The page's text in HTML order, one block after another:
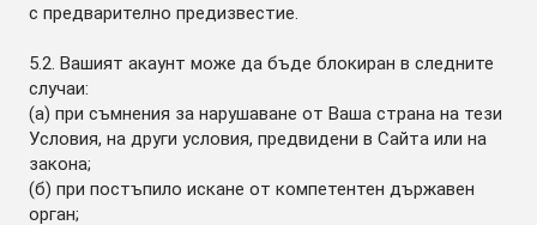
с предварително предизвестие.
5.2. Вашият акаунт може да бъде блокиран в следните
случаи:
(а) при съмнения за нарушаване от Ваша страна на тези
Условия, на други условия, предвидени в Сайта или на
закона;
(б) при постъпило искане от компетентен държавен
орган;